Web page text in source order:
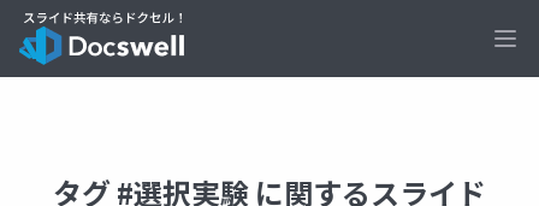
タグ #選択実験 に関するスライド